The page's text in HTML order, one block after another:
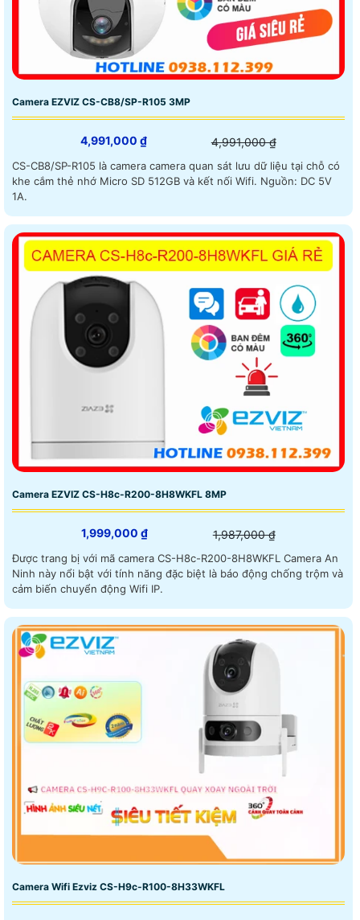
Camera EZVIZ CS-CB8/SP-R105 3MP
4,991,000 ₫ 4,991,000 ₫
CS-CB8/SP-R105 là camera camera quan sát lưu dữ liệu tại chỗ có
khe cắm thẻ nhớ Micro SD 512GB và kết nối Wifi. Nguồn: DC 5V
1A.
Camera EZVIZ CS-H8c-R200-8H8WKFL 8MP
1,999,000 ₫ 1,987,000 ₫
Được trang bị với mã camera CS-H8c-R200-8H8WKFL Camera An
Ninh này nổi bật với tính năng đặc biệt là báo động chống trộm và
cảm biến chuyển động Wifi IP.
Camera Wifi Ezviz CS-H9c-R100-8H33WKFL